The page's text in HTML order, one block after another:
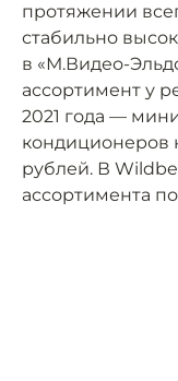
протяжении
стабильно
в «М.Видео-
ассортимент у
2021 года —
кондиционеров
рублей. В
ассортимента